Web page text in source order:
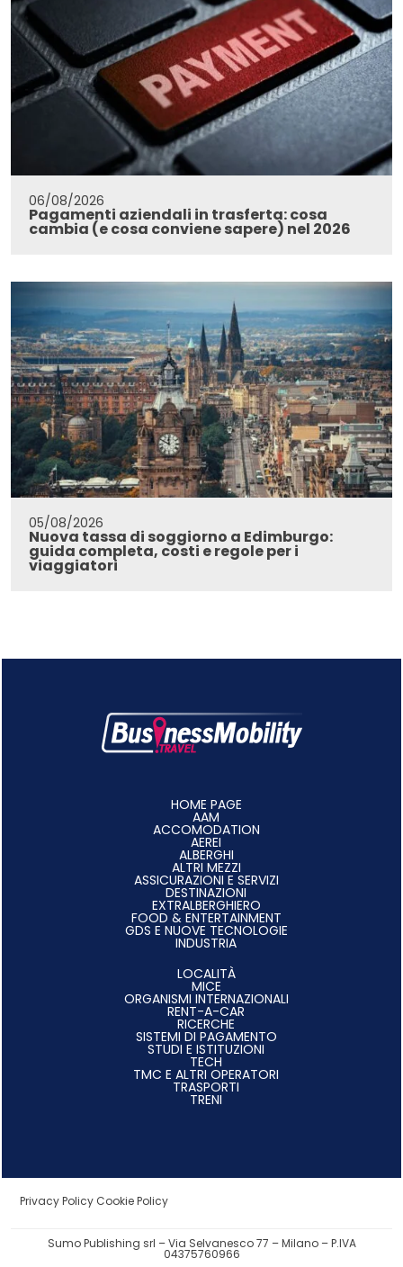
06/08/2026
Pagamenti aziendali in trasferta: cosa
cambia (e cosa conviene sapere) nel 2026
05/08/2026
Nuova tassa di soggiorno a Edimburgo:
guida completa, costi e regole per i
viaggiatori
HOME PAGE
AAM
ACCOMODATION
AEREI
ALBERGHI
ALTRI MEZZI
ASSICURAZIONI E SERVIZI
DESTINAZIONI
EXTRALBERGHIERO
FOOD & ENTERTAINMENT
GDS E NUOVE TECNOLOGIE
INDUSTRIA
LOCALITÀ
MICE
ORGANISMI INTERNAZIONALI
RENT-A-CAR
RICERCHE
SISTEMI DI PAGAMENTO
STUDI E ISTITUZIONI
TECH
TMC E ALTRI OPERATORI
TRASPORTI
TRENI
Privacy Policy Cookie Policy
Sumo Publishing srl – Via Selvanesco 77 – Milano – P.IVA
04375760966